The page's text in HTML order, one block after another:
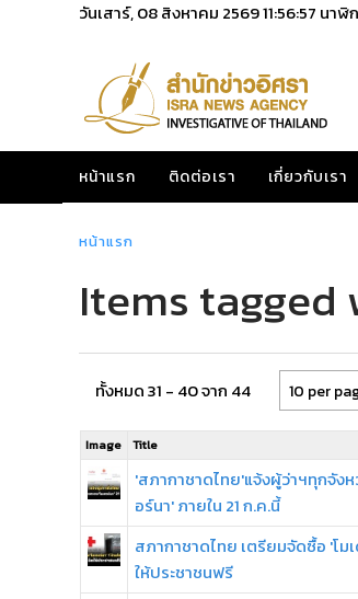
วันเสาร์, 08 สิงหาคม 256911:56:57 นาฬิ
หน้าแรก ติดต่อเรา เกี่ยวกับเรา
หน้าแรก
Items tagged
ทั้งหมด 31 - 40 จาก 44 10 per
Image Title
'สภากาชาดไทย'แจ้งผู้ว่าฯทุกจัง
อร์นา' ภายใน 21 ก.ค.นี้
สภากาชาดไทย เตรียมจัดซื้อ 'โม
ให้ประชาชนฟรี